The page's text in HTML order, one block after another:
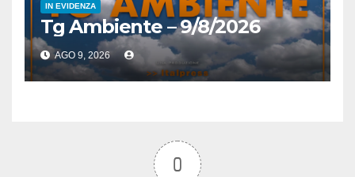
IN EVIDENZA
Tg Ambiente – 9/8/2026
AGO 9, 2026
0